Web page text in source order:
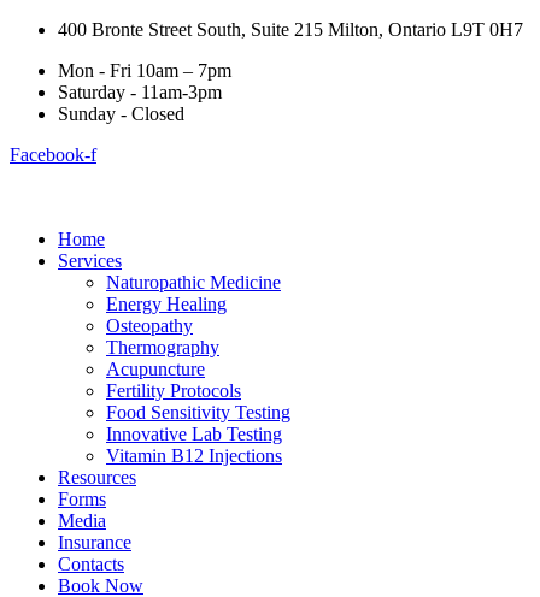
400 Bronte Street South, Suite 215 Milton, Ontario L9T 0H7
Mon - Fri 10am – 7pm
Saturday - 11am-3pm
Sunday - Closed
Facebook-f
Home
Services
Naturopathic Medicine
Energy Healing
Osteopathy
Thermography
Acupuncture
Fertility Protocols
Food Sensitivity Testing
Innovative Lab Testing
Vitamin B12 Injections
Resources
Forms
Media
Insurance
Contacts
Book Now